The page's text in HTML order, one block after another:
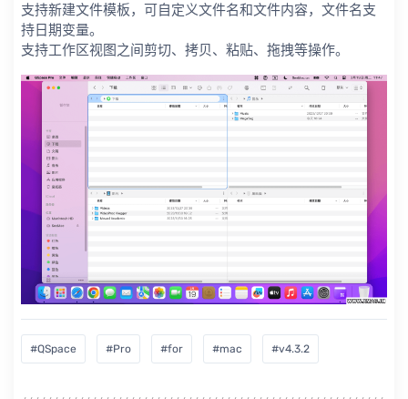
支持新建文件模板，可自定义文件名和文件内容，文件名支
持日期变量。
支持工作区视图之间剪切、拷贝、粘贴、拖拽等操作。
#QSpace #Pro #for #mac #v4.3.2